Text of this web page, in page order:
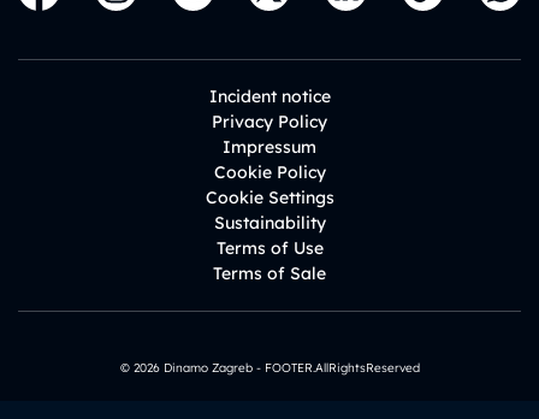
Incident notice
Privacy Policy
Impressum
Cookie Policy
Cookie Settings
Sustainability
Terms of Use
Terms of Sale
© 2026 Dinamo Zagreb - FOOTER.AllRightsReserved